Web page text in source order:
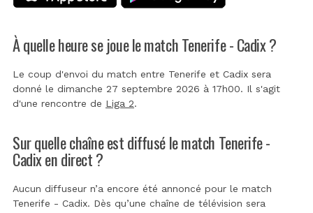
À quelle heure se joue le match Tenerife - Cadix ?
Le coup d'envoi du match entre Tenerife et Cadix sera
donné le dimanche 27 septembre 2026 à 17h00. Il s'agit
d'une rencontre de Liga 2.
Sur quelle chaîne est diffusé le match Tenerife -
Cadix en direct ?
Aucun diffuseur n’a encore été annoncé pour le match
Tenerife - Cadix. Dès qu’une chaîne de télévision sera